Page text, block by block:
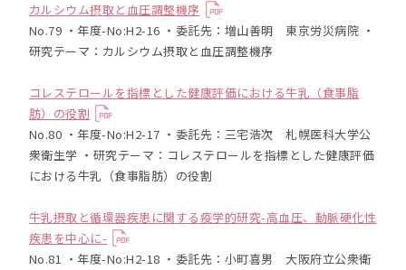
カルシウム摂取と血圧調整機序
No.79 ・年度-No:H2-16 ・委託先：増山善明 東京労災病院 ・
研究テーマ：カルシウム摂取と血圧調整機序
コレステロールを指標とした健康評価における牛乳（食事脂
肪）の役割
No.80 ・年度-No:H2-17 ・委託先：三宅浩次 札幌医科大学公
衆衛生学 ・研究テーマ：コレステロールを指標とした健康評価
における牛乳（食事脂肪）の役割
牛乳摂取と循環器疾患に関する疫学的研究-高血圧、動脈硬化性
疾患を中心に-
No.81 ・年度-No:H2-18 ・委託先：小町喜男 大阪府立公衆衛